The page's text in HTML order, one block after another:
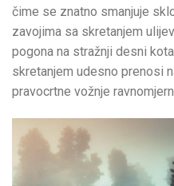
čime se znatno smanjuje
zavojima sa skretanjem
pogona na stražnji desni
skretanjem udesno prenosi
pravocrtne vožnje